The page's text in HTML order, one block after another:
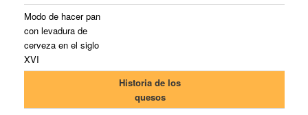
Modo de hacer pan
con levadura de
cerveza en el siglo
XVI
Historia de los
quesos